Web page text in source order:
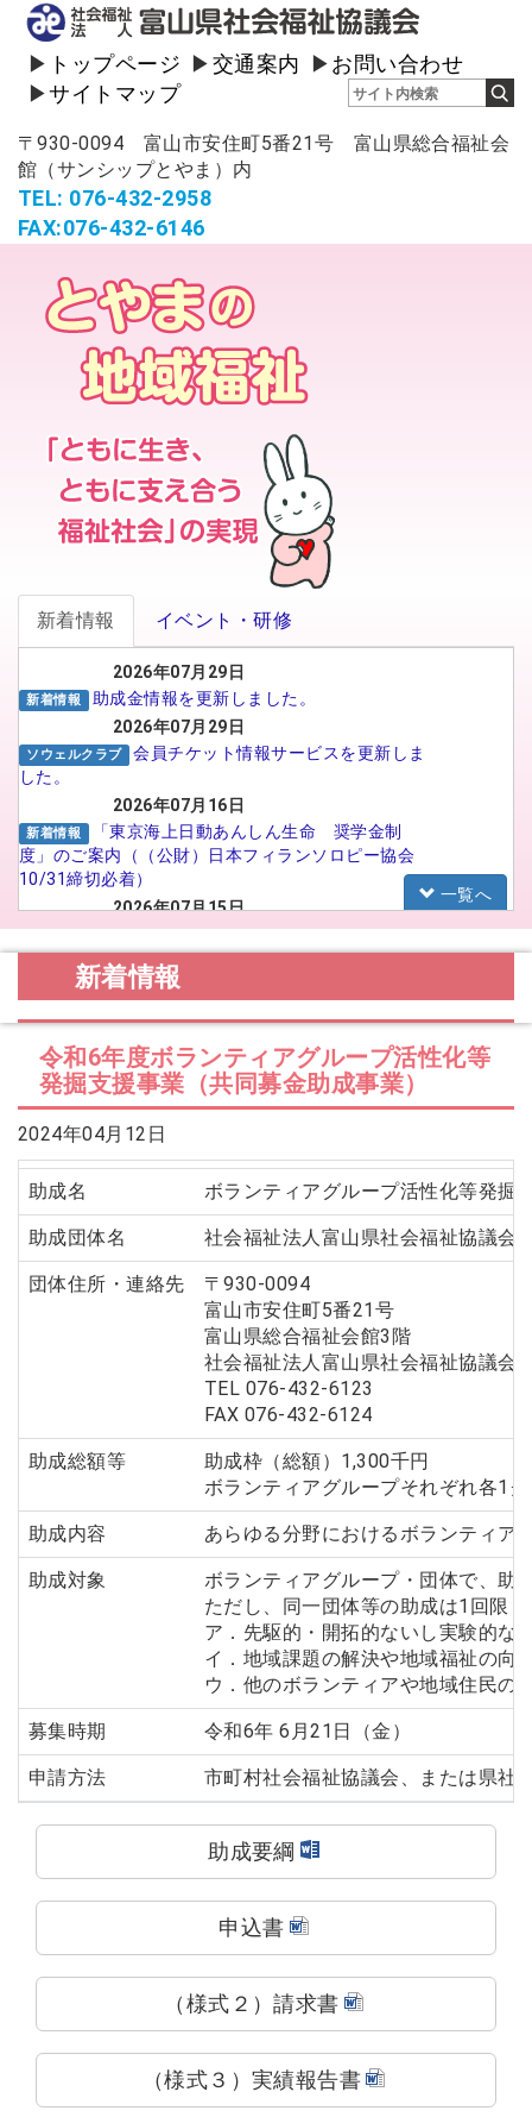
トップページ 交通案内
お問い合わせ
サイトマップ
〒930-0094 富山市安住町5番21号 富山県総合福祉会
館（サンシップとやま）内
TEL: 076-432-2958
FAX:076-432-6146
新着情報 イベント・研修
2026年07月29日
新着情報
助成金情報を更新しました。
2026年07月29日
ソウェルクラブ
会員チケット情報サービスを更新しま
した。
2026年07月16日
新着情報
「東京海上日動あんしん生命 奨学金制
度」のご案内（（公財）日本フィランソロピー協会
10/31締切必着）
2026年07月15日
がんばる介護職員応援事業 イメー
ジアップ動画広告のSNS広告配信プロポーザルの実
施について
TOYAMA 2026に参加される法人の皆様へ
2026年07月14日
会員交流事業を更新しました。
2026年07月10日
ソウェルクラブ
その他の会員情報サービスを更新しま
した。
2026年07月06日
福祉カレッジ
№29 強度行動障害支援者養成研修（基
礎研修）の募集を開始しました。
一覧へ
新着情報
令和6年度ボランティアグループ活性化等
発掘支援事業（共同募金助成事業）
2024年04月12日
助成名 ボランティアグループ活性化等発掘
助成団体名 社会福祉法人富山県社会福祉協議会
団体住所・連絡先
〒930-0094
富山市安住町5番21号
富山県総合福祉会館3階
社会福祉法人富山県社会福祉協議会
TEL 076-432-6123
FAX 076-432-6124
助成総額等
助成枠（総額）1,300千円
ボランティアグループそれぞれ各1
助成内容 あらゆる分野におけるボランティア
助成対象
ボランティアグループ・団体で、助
ただし、同一団体等の助成は1回限
ア．先駆的・開拓的ないし実験的な
イ．地域課題の解決や地域福祉の向
ウ．他のボランティアや地域住民の
募集時期 令和6年 6月21日（金）
申請方法 市町村社会福祉協議会、または県社
助成要綱
申込書
（様式２）請求書
（様式３）実績報告書